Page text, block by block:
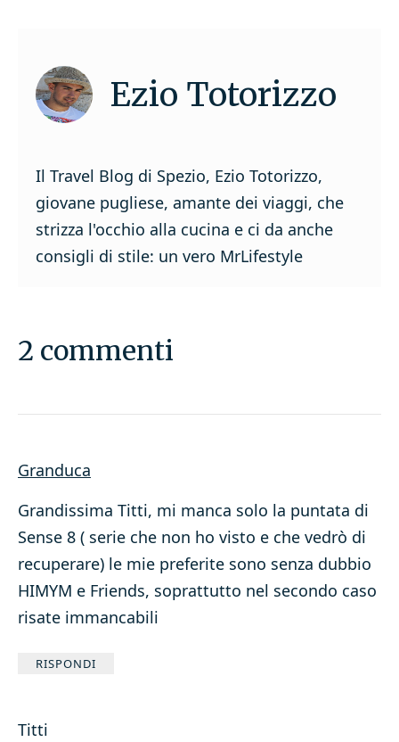
Ezio Totorizzo
Il Travel Blog di Spezio, Ezio Totorizzo,
giovane pugliese, amante dei viaggi, che
strizza l'occhio alla cucina e ci da anche
consigli di stile: un vero MrLifestyle
2 commenti
Granduca
Grandissima Titti, mi manca solo la puntata di
Sense 8 ( serie che non ho visto e che vedrò di
recuperare) le mie preferite sono senza dubbio
HIMYM e Friends, soprattutto nel secondo caso
risate immancabili
RISPONDI
Titti